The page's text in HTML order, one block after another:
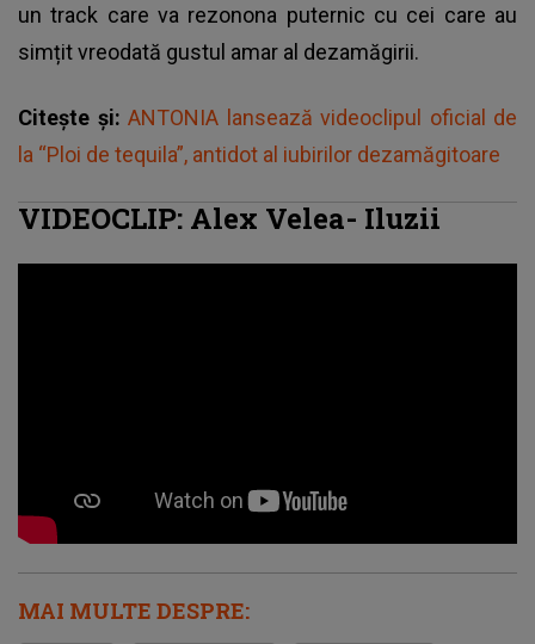
un track care va rezonona puternic cu cei care au
simțit vreodată gustul amar al dezamăgirii.
Citește și: ANTONIA lansează videoclipul oficial de
la “Ploi de tequila”, antidot al iubirilor dezamăgitoare
VIDEOCLIP: Alex Velea- Iluzii
MAI MULTE DESPRE: